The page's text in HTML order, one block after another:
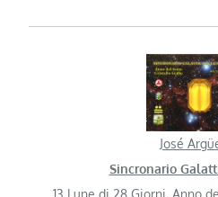
José
Sincronario
13 Lune di 28 Giorni. Anno